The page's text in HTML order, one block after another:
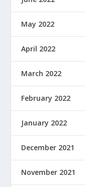
May 2022
April 2022
March 2022
February 2022
January 2022
December 2021
November 2021